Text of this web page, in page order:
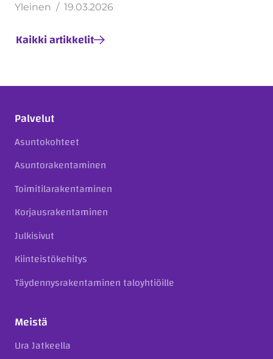
Yleinen 19.03.2026
Kaikki artikkelit
Palvelut
Asuntokohteet
Asuntorakentaminen
Toimitilarakentaminen
Korjausrakentaminen
Julkisivut
Kiinteistökehitys
Täydennysrakentaminen taloyhtiöille
Meistä
Ura Jatkeella